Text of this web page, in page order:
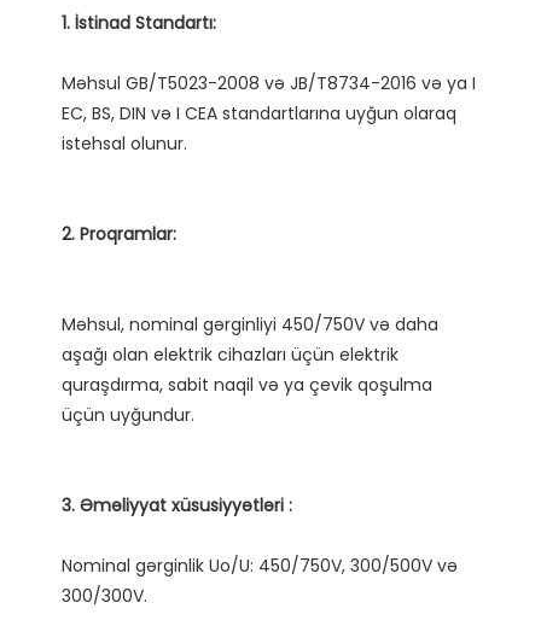
Məhsul GB/T5023-2008 və JB/T8734-2016 və ya I
EC, BS, DIN və I CEA standartlarına uyğun olaraq
Məhsul, nominal gərginliyi 450/750V və daha
aşağı olan elektrik cihazları üçün elektrik
quraşdırma, sabit naqil və ya çevik qoşulma
Nominal gərginlik Uo/U: 450/750V, 300/500V və